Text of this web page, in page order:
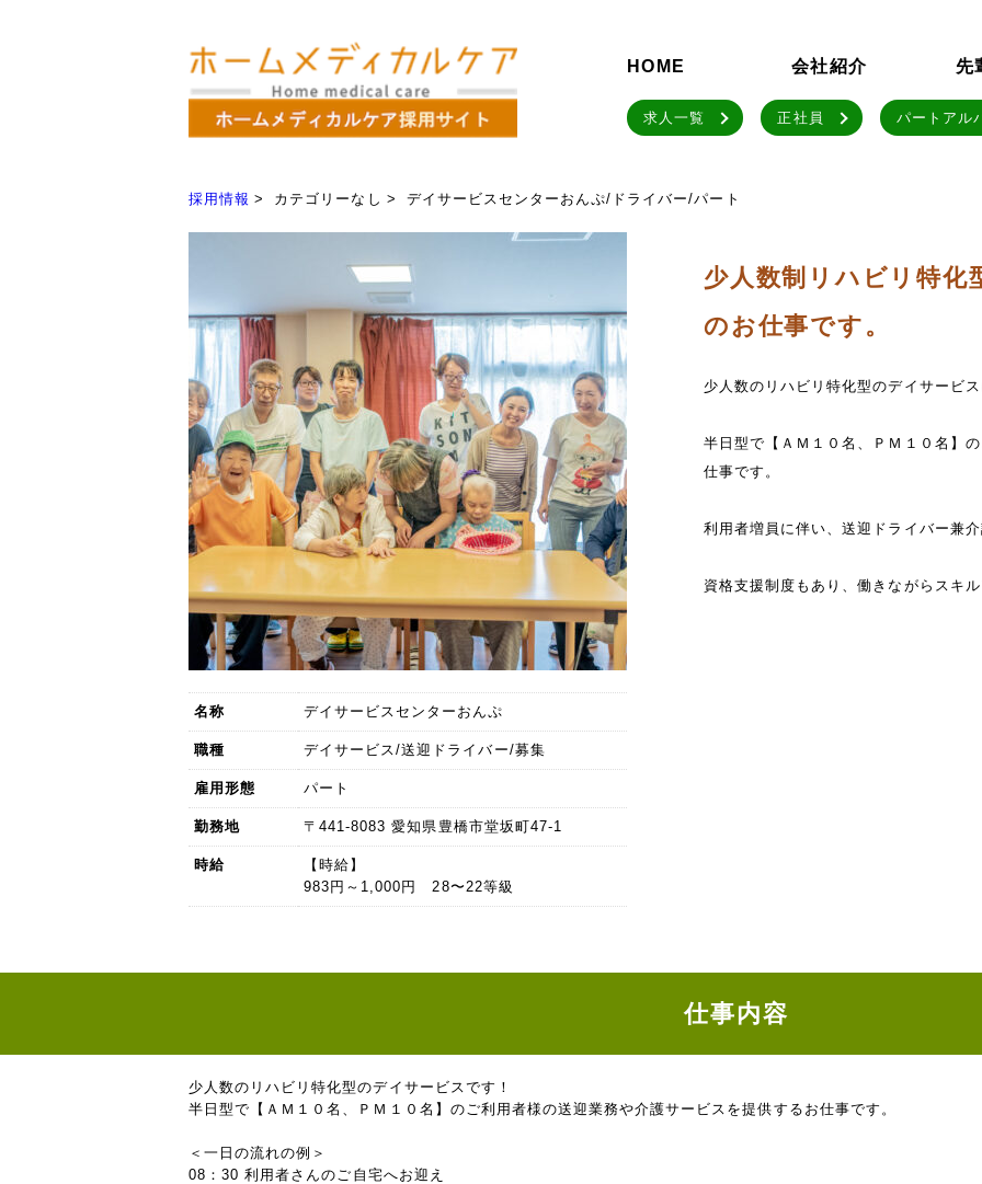
HOME 会社紹介 先
求人一覧 正社員 パートアル
採用情報 カテゴリーなし デイサービスセンターおんぷ/ドライバー/パート
名称 デイサービスセンターおんぷ
職種 デイサービス/送迎ドライバー/募集
雇用形態 パート
勤務地 〒441-8083 愛知県豊橋市堂坂町47-1
時給
【時給】
983円～1,000円 28〜22等級
少人数制リハビリ特化
のお仕事です。
少人数のリハビリ特化型のデイサービス
半日型で【ＡＭ１０名、ＰＭ１０名】
仕事です。
利用者増員に伴い、送迎ドライバー兼
資格支援制度もあり、働きながらスキル
仕事内容
少人数のリハビリ特化型のデイサービスです！
半日型で【ＡＭ１０名、ＰＭ１０名】のご利用者様の送迎業務や介護サービスを提供するお仕事です。
＜一日の流れの例＞
08：30 利用者さんのご自宅へお迎え